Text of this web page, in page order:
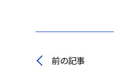
前の記事